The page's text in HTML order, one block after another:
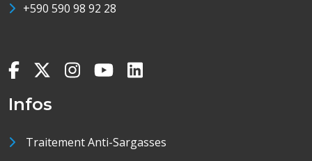
+590 590 98 92 28
Infos
Traitement Anti-Sargasses